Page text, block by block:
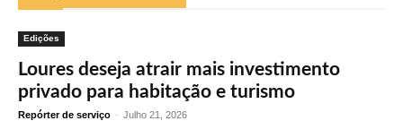
Edições
Loures deseja atrair mais investimento
privado para habitação e turismo
Repórter de serviço - Julho 21, 2026